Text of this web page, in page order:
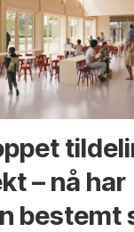
– nå har
bestemt